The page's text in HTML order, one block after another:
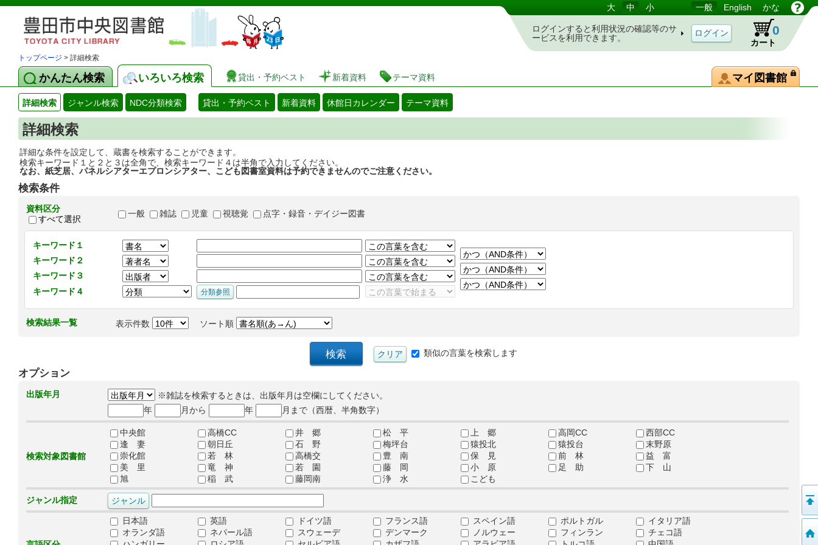
図書館 蔵書検索・予約システム 大 中 小 一般 English かな
ログインすると利用状況の確認等のサ
ービスを利用できます。
カート
0
トップページ > 詳細検索
かんたん検索 いろいろ検索 貸出・予約ベスト 新着資料 テーマ資料 マイ図書館
詳細検索 ジャンル検索 NDC分類検索 貸出・予約ベスト 新着資料 休館日カレンダー テーマ資料
詳細検索
詳細な条件を設定して、蔵書を検索することができます。
検索キーワード１と２と３は全角で、検索キーワード４は半角で入力してください。
なお、紙芝居、パネルシアターエプロンシアター、こども図書室資料は予約できませんのでご注意ください。
検索条件
資料区分
すべて選択
一般 雑誌 児童 視聴覚 点字・録音・デイジー図書
キーワード１
キーワード２
キーワード３
キーワード４
検索結果一覧 表示件数 ソート順
類似の言葉を検索します
オプション
出版年月
※雑誌を検索するときは、出版年月は空欄にしてください。
年
月から 年 月まで（西暦、半角数字）
検索対象図書館
中央館 高橋CC 井 郷 松 平 上 郷 高岡CC
西部CC
逢 妻
朝日丘 石 野 梅坪台 猿投北 猿投台
末野原
崇化館
若 林 高橋交 豊 南 保 見 前 林
益 富
美 里
竜 神 若 園 藤 岡 小 原 足 助
下 山
旭
稲 武 藤岡南 浄 水 こども
ジャンル指定
日本語 英語 ドイツ語 フランス語 スペイン語 ポルトガル
イタリア語
オランダ語
ネパール語 スウェーデ デンマーク ノルウェー フィンラン
チェコ語